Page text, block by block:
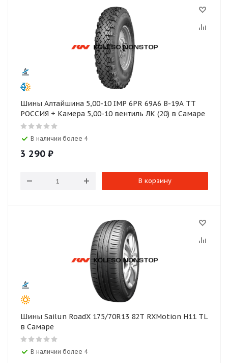
Шины Алтайшина 5,00-10 IMP 6PR 69A6 В-19А TT
РОССИЯ + Камера 5,00-10 вентиль ЛК (20) в Самаре
В наличии более 4
3 290 ₽
В корзину
Шины Sailun RoadX 175/70R13 82T RXMotion H11 TL
в Самаре
В наличии более 4